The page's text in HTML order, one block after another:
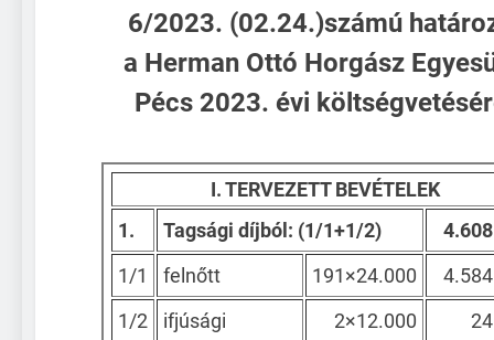
Fejlesztési Célelőirányzat
(ÁPFE) pályázati
támogatásával
ŐSZI TÁRSADALMI
október 4. – 8:00
Haltelepítés
2025.03.21
Herman Ottó HE Pécs –
2025. évi információk
Haltelepítés 2024.12.03.
6/2023. (02.24.)számú
a Herman Ottó Horgász
Pécs 2023. évi
I. TERVEZETT BEVÉTELEK
1.
Tagsági díjból: (1/1+1/2)
1/1
felnőtt 191×24.000
1/2
ifjúsági 2×12.000